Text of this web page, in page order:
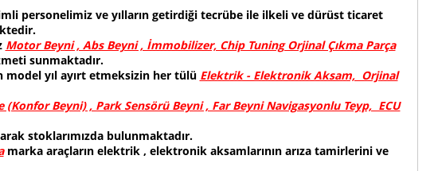
personelimiz ve yılların getirdiği tecrübe ile ilkeli ve dürüst ticaret
Motor Beyni , Abs Beyni , İmmobilizer, Chip Tuning Orjinal Çıkma Parça
sunmaktadır.
model yıl ayırt etmeksizin her tülü Elektrik - Elektronik Aksam, Orjinal
Beyni) , Park Sensörü Beyni , Far Beyni Navigasyonlu Teyp, ECU
stoklarımızda bulunmaktadır.
marka araçların elektrik , elektronik aksamlarının arıza tamirlerini ve